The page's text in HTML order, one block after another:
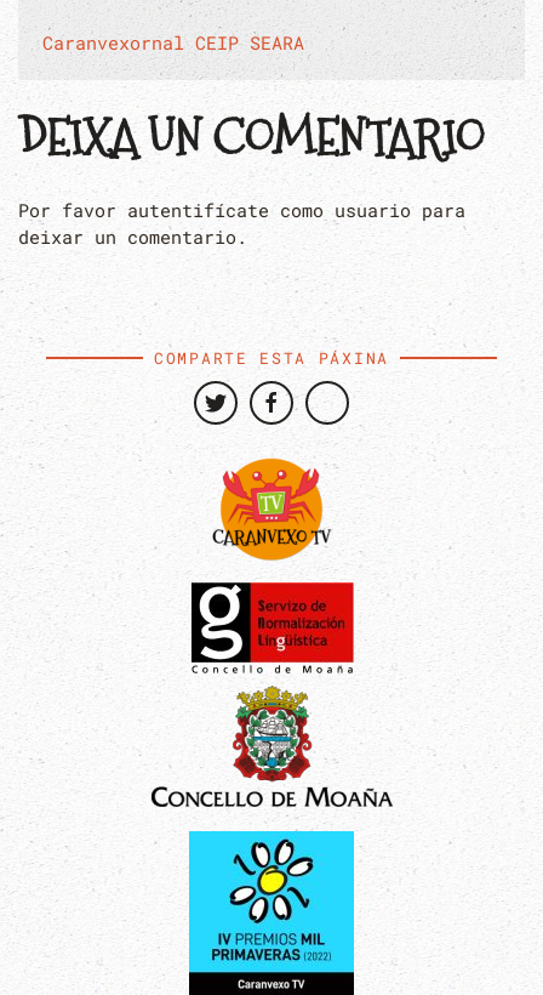
Caranvexornal CEIP SEARA
DEIXA UN COMENTARIO
Por favor autentifícate como usuario para
deixar un comentario.
COMPARTE ESTA PÁXINA